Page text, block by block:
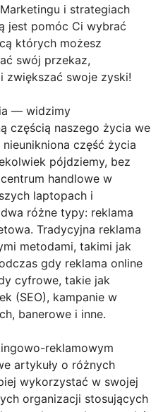
i strategiach
jest pomóc Ci wybrać
których możesz
swój przekaz,
zwiększać swoje zyski!
— widzimy
częścią naszego życia we
część życia
pójdziemy, bez
handlowe w
laptopach i
różne typy: reklama
Tradycyjna reklama
metodami, takimi jak
gdy reklama online
cyfrowe, takie jak
(SEO), kampanie w
banerowe i inne.
reklamowym
artykuły o różnych
wykorzystać w swojej
organizacji stosujących